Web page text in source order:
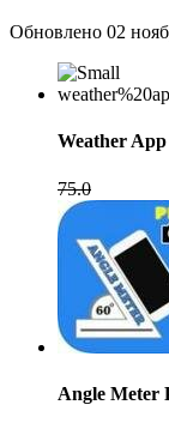
Обновлено 02
Weather
75.0
Angle Meter